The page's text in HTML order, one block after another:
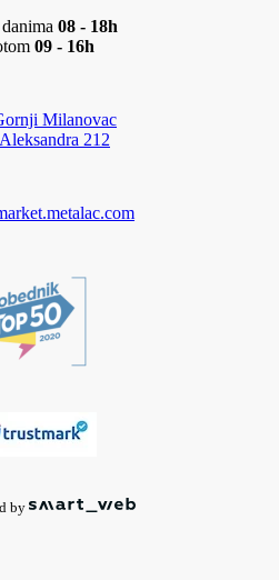
08 - 18h
09 - 16h
Milanovac
212
by